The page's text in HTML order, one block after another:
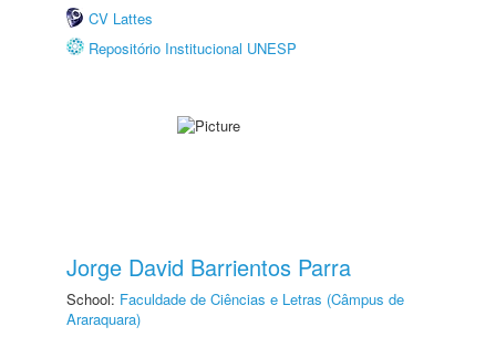
CV Lattes
Repositório Institucional UNESP
Jorge David Barrientos Parra
School: Faculdade de Ciências e Letras (Câmpus de
Araraquara)